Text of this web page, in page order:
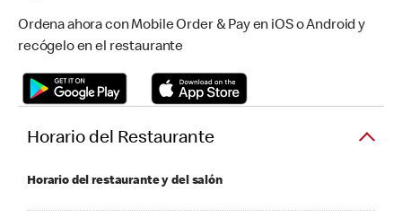
Ordena ahora con Mobile Order & Pay en iOS o Android y
recógelo en el restaurante
Horario del Restaurante
Horario del restaurante y del salón